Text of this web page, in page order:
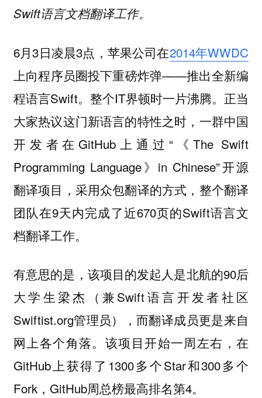
Swift语言文档翻译工作。
6月3日凌晨3点，苹果公司在2014年WWDC
上向程序员圈投下重磅炸弹——推出全新编
程语言Swift。整个IT界顿时一片沸腾。正当
大家热议这门新语言的特性之时，一群中国
开发者在GitHub上通过“《The Swift
Programming Language》in Chinese”开源
翻译项目，采用众包翻译的方式，整个翻译
团队在9天内完成了近670页的Swift语言文
档翻译工作。
有意思的是，该项目的发起人是北航的90后
大学生梁杰（兼Swift语言开发者社区
Swiftist.org管理员），而翻译成员更是来自
网上各个角落。该项目开始一周左右，在
GitHub上获得了1300多个Star和300多个
Fork，GitHub周总榜最高排名第4。